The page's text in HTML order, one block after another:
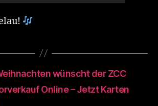
wünscht der ZCC
Online – Jetzt Karten